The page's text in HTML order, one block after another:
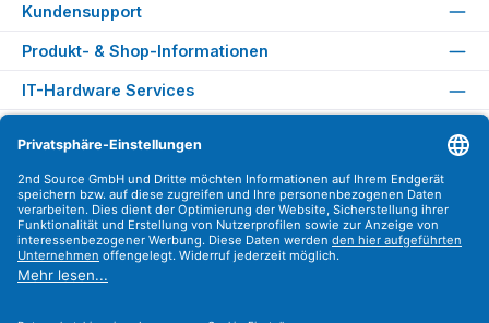
Kundensupport
Produkt- & Shop-Informationen
IT-Hardware Services
Versandarten
Zahlungsarten
Sicher Einkaufen
Find us on